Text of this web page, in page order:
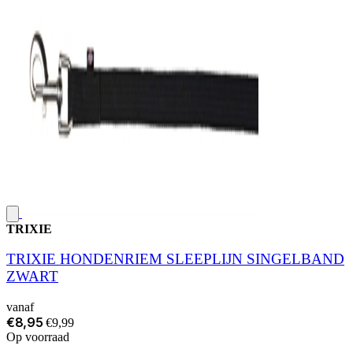
TRIXIE
TRIXIE HONDENRIEM SLEEPLIJN SINGELBAND
ZWART
vanaf
€8,95 €9,99
Op voorraad